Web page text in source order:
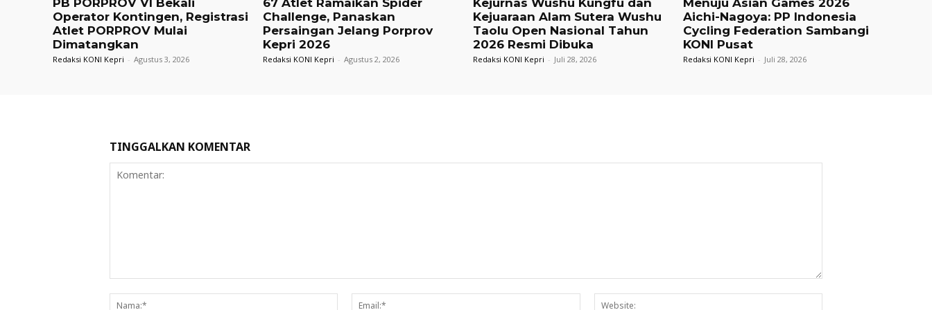
PB PORPROV VI Bekali
Operator Kontingen, Registrasi
Atlet PORPROV Mulai
Dimatangkan
Redaksi KONI Kepri - Agustus 3, 2026
67 Atlet Ramaikan Spider
Challenge, Panaskan
Persaingan Jelang Porprov
Kepri 2026
Redaksi KONI Kepri - Agustus 2, 2026
Kejurnas Wushu Kungfu dan
Kejuaraan Alam Sutera Wushu
Taolu Open Nasional Tahun
2026 Resmi Dibuka
Redaksi KONI Kepri - Juli 28, 2026
Menuju Asian Games 2026
Aichi-Nagoya: PP Indonesia
Cycling Federation Sambangi
KONI Pusat
Redaksi KONI Kepri - Juli 28, 2026
TINGGALKAN KOMENTAR
Nama:*
Email:*